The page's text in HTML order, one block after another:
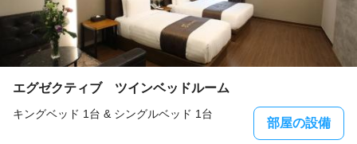
エグゼクティブ ツインベッドルーム
キングベッド 1台 & シングルベッド 1台
部屋の設備